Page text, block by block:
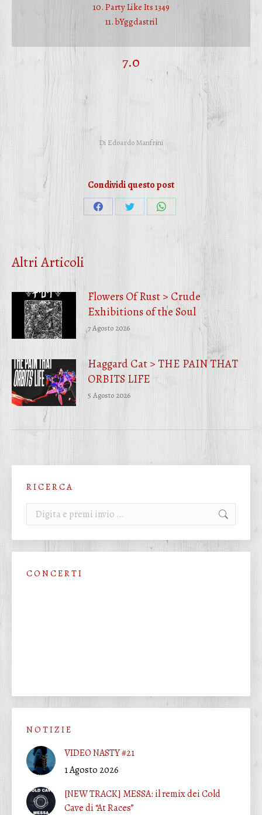
10. Party Like Its 1349
11. bYggdastril
7.0
Di Edoardo Manfrini
Condividi questo post
CondividiCondividiCondividi
su
Altri Articoli
Flowers Of Rust > Crude
Exhibitions of the Soul
7 Agosto 2026
Haggard Cat > THE PAIN THAT
ORBITS LIFE
5 Agosto 2026
R I C E R C A
Cerca:
C O N C E R T I
N O T I Z I E
VIDEO NASTY #21
1 Agosto 2026
[NEW TRACK] MESSA: il remix dei Cold
Cave di “At Races”